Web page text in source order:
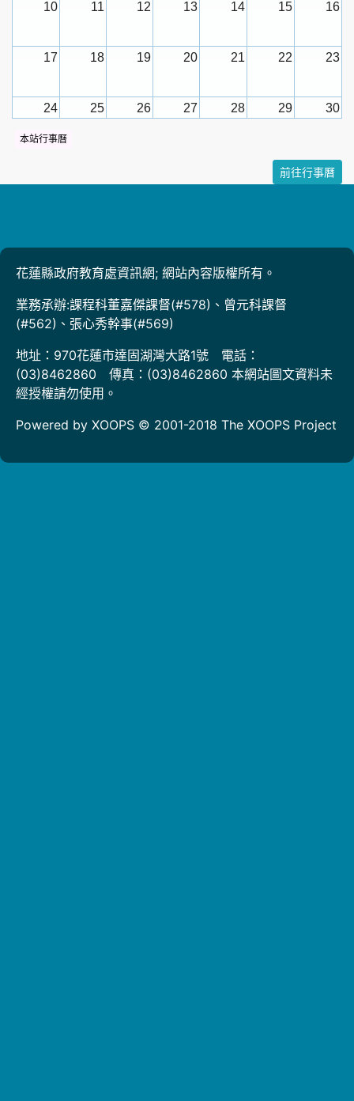
10 11 12 13 14 15 16
17 18 19 20 21 22 23
24 25 26 27 28 29 30
5 6
本站行事曆
前往行事曆
花蓮縣政府教育處資訊網; 網站內容版權所有。
業務承辦:課程科董嘉傑課督(#578)、曾元科課督
(#562)、張心秀幹事(#569)
地址：970花蓮市達固湖灣大路1號 電話：
(03)8462860 傳真：(03)8462860 本網站圖文資料未
經授權請勿使用。
Powered by XOOPS © 2001-2018 The XOOPS Project